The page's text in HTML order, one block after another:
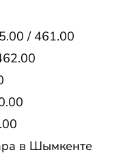
/ 461.00
в Шымкенте